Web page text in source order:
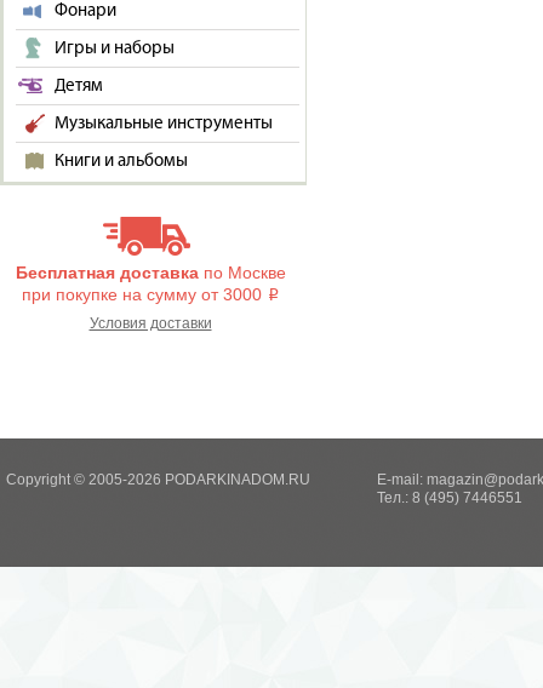
Фонари
Игры и наборы
Детям
Музыкальные инструменты
Книги и альбомы
Бесплатная доставкапо Москве
при покупке на сумму от 3000 i
Условия доставки
Copyright © 2005-2026 PODARKINADOM.RU E-mail:
Тел.: 8 (495) 7446551